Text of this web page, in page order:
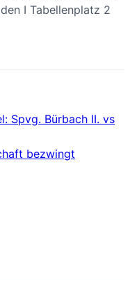
I Tabellenplatz 2
Spvg. Bürbach II. vs
bezwingt